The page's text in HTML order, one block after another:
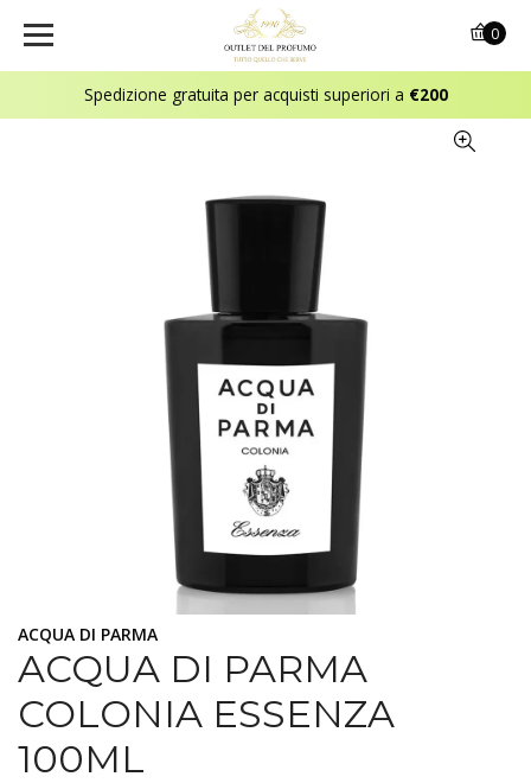
Spedizione gratuita per acquisti superiori a €200
0
ACQUA DI PARMA
ACQUA DI PARMA
COLONIA ESSENZA
100ML